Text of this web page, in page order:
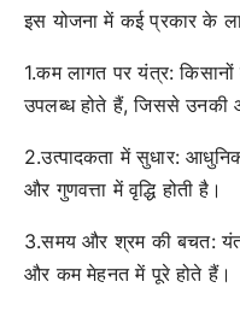
इस योजना में कई प्रकार के
1.कम लागत पर यंत्र:
उपलब्ध होते हैं, जिससे उनकी
2.उत्पादकता में सुधार:
और गुणवत्ता में वृद्धि होती है।
3.समय और श्रम की बचत:
और कम मेहनत में पूरे होते हैं।